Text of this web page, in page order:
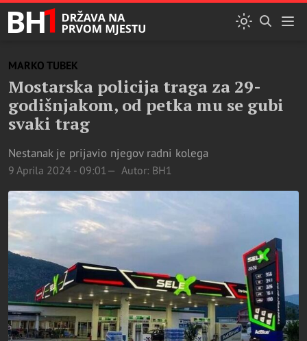
MARKO TUBEK
Mostarska policija traga za 29-
godišnjakom, od petka mu se gubi
svaki trag
Nestanak je prijavio njegov radni kolega
9 Aprila 2024 - 09:01 Autor: BH1